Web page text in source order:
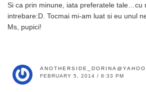
Si ca prin minune, iata preferatele tale…cu
intrebare:D. Tocmai mi-am luat si eu unul
Ms, pupici!
FEBRUARY 5, 2014 / 8:33 PM